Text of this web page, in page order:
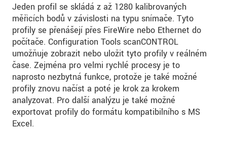
Jeden profil se skládá z až 1280 kalibrovaných
měřicích bodů v závislosti na typu snímače. Tyto
profily se přenášejí přes FireWire nebo Ethernet do
počítače. Configuration Tools scanCONTROL
umožňuje zobrazit nebo uložit tyto profily v reálném
čase. Zejména pro velmi rychlé procesy je to
naprosto nezbytná funkce, protože je také možné
profily znovu načíst a poté je krok za krokem
analyzovat. Pro další analýzu je také možné
exportovat profily do formátu kompatibilního s MS
Excel.